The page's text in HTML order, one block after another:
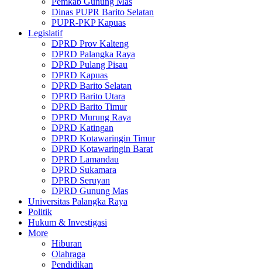
Dinas PUPR Barito Selatan
PUPR-PKP Kapuas
Legislatif
DPRD Prov Kalteng
DPRD Palangka Raya
DPRD Pulang Pisau
DPRD Kapuas
DPRD Barito Selatan
DPRD Barito Utara
DPRD Barito Timur
DPRD Murung Raya
DPRD Katingan
DPRD Kotawaringin Timur
DPRD Kotawaringin Barat
DPRD Lamandau
DPRD Sukamara
DPRD Seruyan
DPRD Gunung Mas
Universitas Palangka Raya
Politik
Hukum & Investigasi
More
Hiburan
Olahraga
Pendidikan